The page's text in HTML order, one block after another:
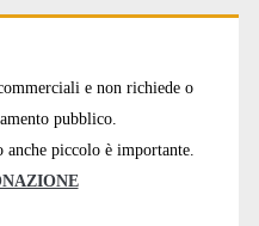
e non richiede o
pubblico.
anche piccolo è importante.